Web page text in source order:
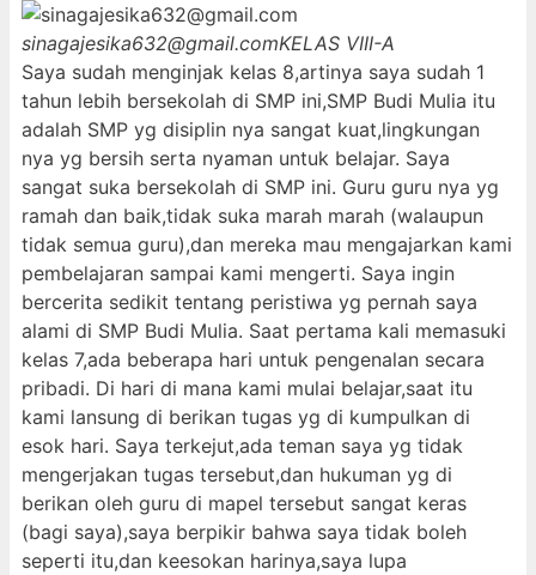
sinagajesika632@gmail.comKELAS VIII-A
Saya sudah menginjak kelas 8,artinya saya sudah 1
tahun lebih bersekolah di SMP ini,SMP Budi Mulia itu
adalah SMP yg disiplin nya sangat kuat,lingkungan
nya yg bersih serta nyaman untuk belajar. Saya
sangat suka bersekolah di SMP ini. Guru guru nya yg
ramah dan baik,tidak suka marah marah (walaupun
tidak semua guru),dan mereka mau mengajarkan kami
pembelajaran sampai kami mengerti. Saya ingin
bercerita sedikit tentang peristiwa yg pernah saya
alami di SMP Budi Mulia. Saat pertama kali memasuki
kelas 7,ada beberapa hari untuk pengenalan secara
pribadi. Di hari di mana kami mulai belajar,saat itu
kami lansung di berikan tugas yg di kumpulkan di
esok hari. Saya terkejut,ada teman saya yg tidak
mengerjakan tugas tersebut,dan hukuman yg di
berikan oleh guru di mapel tersebut sangat keras
(bagi saya),saya berpikir bahwa saya tidak boleh
seperti itu,dan keesokan harinya,saya lupa